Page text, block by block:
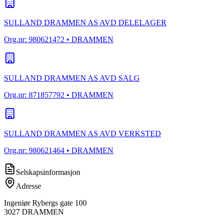
SULLAND DRAMMEN AS AVD DELELAGER
Org.nr: 980621472 • DRAMMEN
SULLAND DRAMMEN AS AVD SALG
Org.nr: 871857792 • DRAMMEN
SULLAND DRAMMEN AS AVD VERKSTED
Org.nr: 980621464 • DRAMMEN
Selskapsinformasjon
Adresse
Ingeniør Rybergs gate 100
3027 DRAMMEN